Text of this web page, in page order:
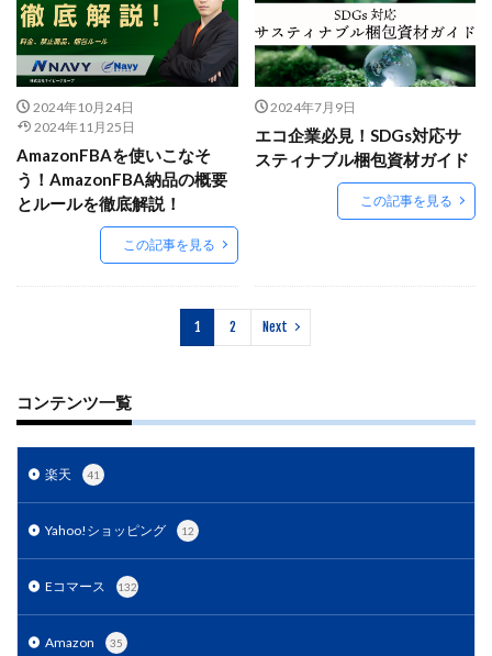
2024年10月24日
2024年11月25日
AmazonFBAを使いこなそ
う！AmazonFBA納品の概要
とルールを徹底解説！
この記事を見る
2024年7月9日
エコ企業必見！SDGs対応サ
スティナブル梱包資材ガイド
この記事を見る
1 2 Next
コンテンツ一覧
楽天 41
Yahoo!ショッピング 12
Eコマース 132
Amazon 35
Webマーケティング
Web制作
WEB広告
Yahoo!ショッピング
Yahoo!ショッピング攻略
Yahoo!支援
ZenGroup
Z世代マーケティング
おすすめ
ひと気
わかりやすく
アウトソーシング
アプリ活用
アマゾン
イベント
インド
エージェンティックコマース
オンラインセミナー無料
オンラインマーケティング
ガイドライン
クレジットカードのセキュリティ
クロスドメイン
クーポン
クーポンターゲティング
クーポン機能
クーポン活用方法
コンテンツページ
サスティナブル